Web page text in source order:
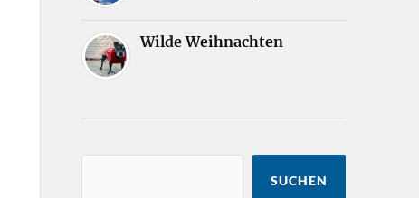
Wilde Weihnachten
SUCHEN